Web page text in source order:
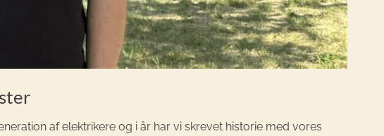
af elektrikere og i år har vi skrevet historie med vores